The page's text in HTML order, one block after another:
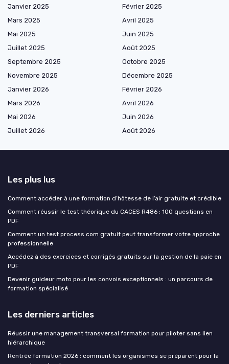
Janvier 2025
Février 2025
Mars 2025
Avril 2025
Mai 2025
Juin 2025
Juillet 2025
Août 2025
Septembre 2025
Octobre 2025
Novembre 2025
Décembre 2025
Janvier 2026
Février 2026
Mars 2026
Avril 2026
Mai 2026
Juin 2026
Juillet 2026
Août 2026
Les plus lus
Comment accéder à une formation d’hôtesse de l’air gratuite et crédible
Comment réussir le test théorique du CACES R486 : 100 questions en
PDF
Comment un test process com gratuit peut transformer votre approche
professionnelle
Accédez à des exercices et corrigés gratuits sur la gestion de la paie en
PDF
Devenir guideur moto pour les convois exceptionnels : un parcours de
formation spécialisé
Les derniers articles
Réussir une management transversal formation pour piloter sans lien
hiérarchique
Rentrée formation 2026 : comment les organismes se préparent pour la